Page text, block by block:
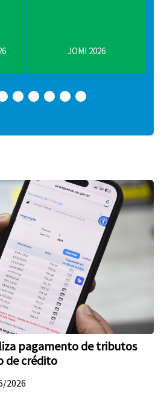
Juventude
pagamento de tributos
de crédito
2026